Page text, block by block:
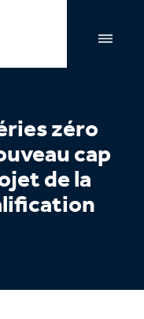
zéro
cap
de la